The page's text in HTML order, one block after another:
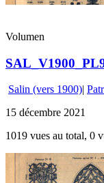
Volumen
Salin (vers 1900)|
15 décembre 2021
1019 vues au total, 0